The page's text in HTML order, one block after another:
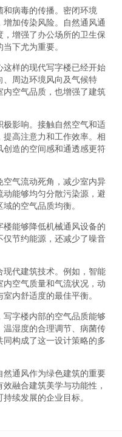
病毒的传播。密闭环境
加传染风险。自然通风通
增强了办公场所的卫生保
下尤为重要。
样的现代写字楼已经开始
、周边环境风向及气候特
内空气品质，也增强了建筑
极影响。接触自然空气和适
高注意力和工作效率。相
创造的空间感和通透感更符
空气流动死角，减少室内异
能够均匀分散污染源，避
的空气品质均衡。
能够降低机械通风设备的
节约能源，还减少了噪音
现代建筑技术。例如，智能
空气质量和气流状况，动
内舒适度的最佳平衡。
字楼内部的空气品质能够
湿度的合理调节、病菌传
构成了这一设计策略的多
通风作为绿色建筑的重要
融合建筑美学与功能性，
续发展的企业目标。